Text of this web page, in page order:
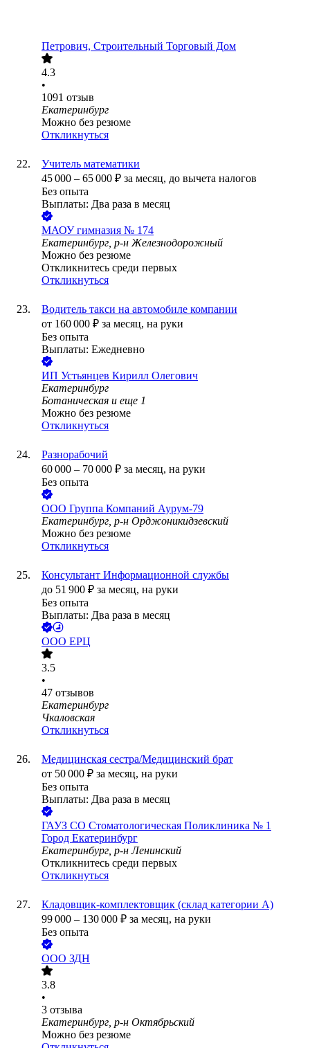
Петрович, Строительный Торговый Дом
4.3
•
1091 отзыв
Екатеринбург
Можно без резюме
Откликнуться
Учитель математики
45 000 – 65 000 ₽ за месяц, до вычета налогов
Без опыта
Выплаты: Два раза в месяц
МАОУ гимназия № 174
Екатеринбург, р-н Железнодорожный
Можно без резюме
Откликнитесь среди первых
Откликнуться
Водитель такси на автомобиле компании
от 160 000 ₽ за месяц, на руки
Без опыта
Выплаты: Ежедневно
ИП Устьянцев Кирилл Олегович
Екатеринбург
Ботаническая и еще 1
Можно без резюме
Откликнуться
Разнорабочий
60 000 – 70 000 ₽ за месяц, на руки
Без опыта
ООО Группа Компаний Аурум-79
Екатеринбург, р-н Орджоникидзевский
Можно без резюме
Откликнуться
Консультант Информационной службы
до 51 900 ₽ за месяц, на руки
Без опыта
Выплаты: Два раза в месяц
ООО ЕРЦ
3.5
•
47 отзывов
Екатеринбург
Чкаловская
Откликнуться
Медицинская сестра/Медицинский брат
от 50 000 ₽ за месяц, на руки
Без опыта
Выплаты: Два раза в месяц
ГАУЗ СО Стоматологическая Поликлиника № 1
Город Екатеринбург
Екатеринбург, р-н Ленинский
Откликнитесь среди первых
Откликнуться
Кладовщик-комплектовщик (склад категории А)
99 000 – 130 000 ₽ за месяц, на руки
Без опыта
ООО ЗДН
3.8
•
3 отзыва
Екатеринбург, р-н Октябрьский
Можно без резюме